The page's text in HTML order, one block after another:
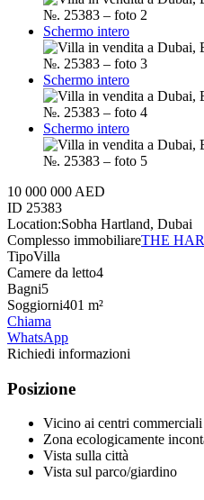
Schermo intero
Schermo intero
Schermo intero
10 000 000 AED
ID 25383
Location:Sobha Hartland, Dubai
Complesso immobiliareTHE
TipoVilla
Camere da letto4
Bagni5
Soggiorni401 m²
Chiama
WhatsApp
Richiedi informazioni
Posizione
Vicino ai centri commerciali
Zona ecologicamente
Vista sulla città
Vista sul parco/giardino